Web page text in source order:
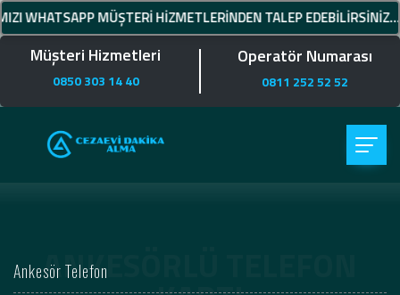
MÜŞTERİ HİZMETLERİNDEN TALEP EDEBİLİRSİNİZ....
Müşteri Hizmetleri
0850 303 14 40
Operatör Numarası
0811 252 52 52
ANKESÖRLÜ TELEFON KARTI
Anasayfa
Ankesör Telefon